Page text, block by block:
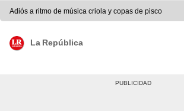
Adiós a ritmo de música criola y copas de pisco
La República